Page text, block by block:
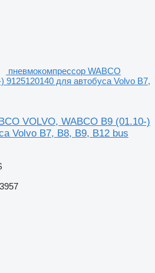
пневмокомпрессор WABCO
9125120140 для автобуса Volvo B7,
VOLVO, WABCO B9 (01.10-)
Volvo B7, B8, B9, B12 bus